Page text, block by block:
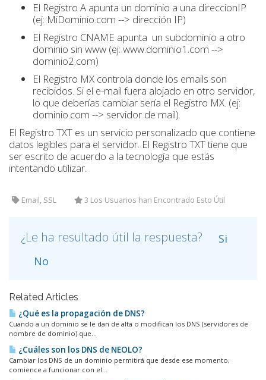
El Registro A apunta un dominio a una direccionIP
(ej: MiDominio.com --> dirección IP)
El Registro CNAME apunta un subdominio a otro
dominio sin www (ej: www.dominio1.com -->
dominio2.com)
El Registro MX controla donde los emails son
recibidos. Si el e-mail fuera alojado en otro servidor,
lo que deberías cambiar sería el Registro MX. (ej:
dominio.com --> servidor de mail).
El Registro TXT es un servicio personalizado que contiene
datos legibles para el servidor. El Registro TXT tiene que
ser escrito de acuerdo a la tecnología que estás
intentando utilizar.
Email, SSL 3 Los Usuarios han Encontrado Esto Útil
¿Le ha resultado útil la respuesta?
Si
No
Related Articles
¿Qué es la propagación de DNS?
Cuando a un dominio se le dan de alta o modifican los DNS (servidores de
nombre de dominio) que...
¿Cuáles son los DNS de NEOLO?
Cambiar los DNS de un dominio permitirá que desde ese momento,
comience a funcionar con el...